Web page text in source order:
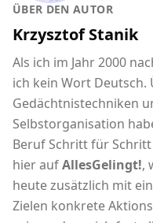
ÜBER DEN AUTOR
Krzysztof Stanik
Als ich im Jahr 2000
ich kein Wort
Gedächtnistechniken
Selbstorganisation
Beruf Schritt für Schritt
hier aufAllesGelingt!,
heute zusätzlich mit
Zielen konkrete